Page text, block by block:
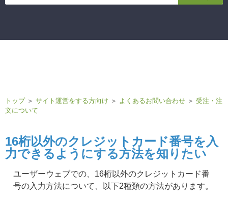
トップ ＞ サイト運営をする方向け ＞ よくあるお問い合わせ ＞ 受注・注
文について
16桁以外のクレジットカード番号を入
力できるようにする方法を知りたい
ユーザーウェブでの、16桁以外のクレジットカード番
号の入力方法について、以下2種類の方法があります。